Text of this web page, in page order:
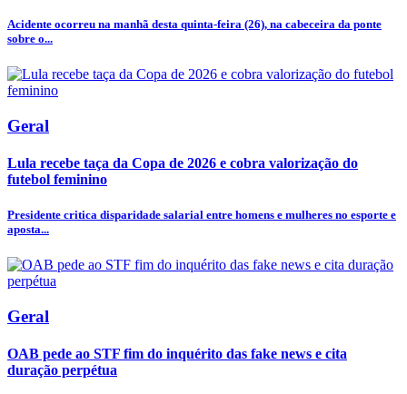
Acidente ocorreu na manhã desta quinta-feira (26), na cabeceira da ponte
sobre o...
Geral
Lula recebe taça da Copa de 2026 e cobra valorização do
futebol feminino
Presidente critica disparidade salarial entre homens e mulheres no esporte e
aposta...
Geral
OAB pede ao STF fim do inquérito das fake news e cita
duração perpétua